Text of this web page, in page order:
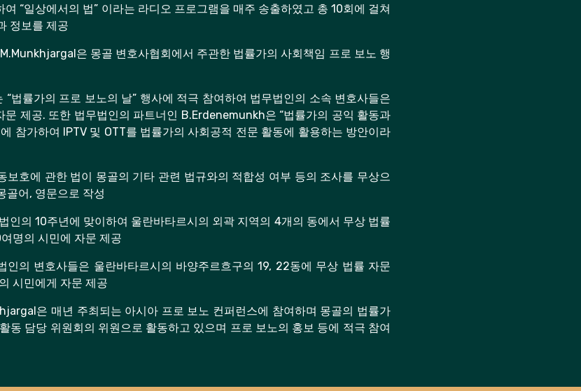
“일상에서의 법” 이라는 라디오 프로그램을 매주 송출하였고 총 10회에 걸쳐
정보를 제공
은 몽골 변호사협회에서 주관한 법률가의 사회책임 프로 보노 행
“법률가의 프로 보노의 날” 행사에 적극 참여하여 법무법인의 소속 변호사들은
제공. 또한 법무법인의 파트너인 B.Erdenemunkh은 “법률가의 공익 활동과
참가하여 IPTV 및 OTT를 법률가의 사회공적 전문 활동에 활용하는 방안이라
보호에 관한 법이 몽골의 기타 관련 법규와의 적합성 여부 등의 조사를 무상으
골어, 영문으로 작성
의 10주년에 맞이하여 울란바타르시의 외곽 지역의 4개의 동에서 무상 법률
명의 시민에 자문 제공
의 변호사들은 울란바타르시의 바양주르흐구의 19, 22동에 무상 법률 자문
시민에게 자문 제공
은 매년 주최되는 아시아 프로 보노 컨퍼런스에 참여하며 몽골의 법률가
동 담당 위원회의 위원으로 활동하고 있으며 프로 보노의 홍보 등에 적극 참여